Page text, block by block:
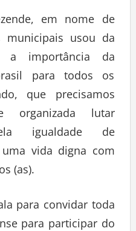
em nome de
municipais usou da
a importância da
para todos os
que precisamos
organizada lutar
igualdade de
vida digna com
(as).
para convidar toda
para participar do